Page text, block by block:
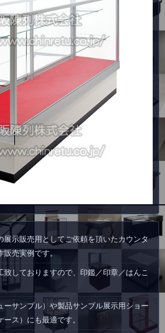
展示販売用としてご依頼を頂いたカウンタ
売実例です。
致しておりますので、印鑑／印章／はんこ
ーサンプル）や製品サンプル展示用ショー
ス）にも最適です。